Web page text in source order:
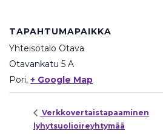
TAPAHTUMAPAIKKA
Yhteisötalo Otava
Otavankatu 5 A
Pori, + Google Map
Verkkovertaistapaaminen
lyhytsuolioireyhtymää